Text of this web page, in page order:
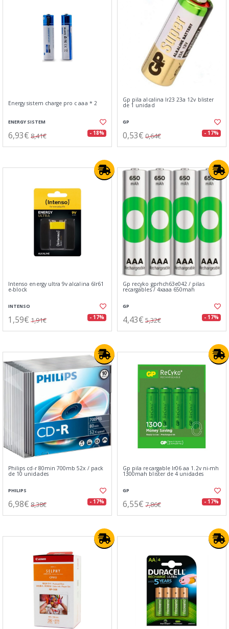
Energy sistem charge pro c aaa * 2
ENERGY SISTEM
6,93€ 8,41€ - 18%
Gp pila alcalina lr23 23a 12v blister
de 1 unidad
GP
0,53€ 0,64€ - 17%
Intenso energy ultra 9v alcalina 6lr61
e-block
INTENSO
1,59€ 1,91€ - 17%
Gp recyko gprhch63e042 / pilas
recargables / 4xaaa 650mah
GP
4,43€ 5,32€ - 17%
Philips cd-r 80min 700mb 52x / pack
de 10 unidades
PHILIPS
6,98€ 8,38€ - 17%
Gp pila recargable lr06 aa 1.2v ni-mh
1300mah blister de 4 unidades
GP
6,55€ 7,86€ - 17%